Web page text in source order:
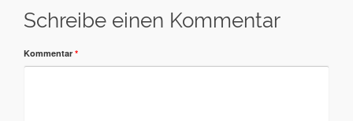
Schreibe einen Kommentar
Kommentar *